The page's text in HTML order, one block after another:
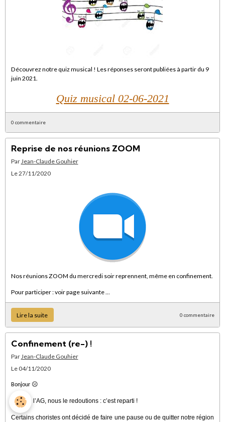
Découvrez notre quiz musical ! Les réponses seront publiées à partir du 9
juin 2021.
Quiz musical 02-06-2021
0 commentaire
Reprise de nos réunions ZOOM
ParJean-Claude Gouhier
Le 27/11/2020
Nos réunions ZOOM du mercredi soir reprennent, même en confinement.
Pour participer : voir page suivante ...
Lire la suite 0 commentaire
Confinement (re-) !
Par Jean-Claude Gouhier
Le 04/11/2020
Bonjour ☹
Lors de l’AG, nous le redoutions : c’est reparti !
Certains choristes ont décidé de faire une pause ou de quitter notre région